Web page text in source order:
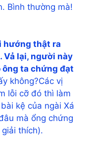
Bình thường mà!
hướng thật ra
Vả lại, người này
ông ta chứng đạt
không?Các vị
lỗi cỡ đó thì làm
kệ của ngài Xá
mà ổng chứng
thích).